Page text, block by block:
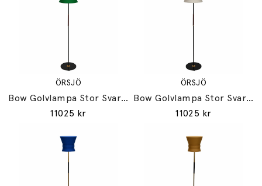
ÖRSJÖ
Bow Golvlampa Stor Svart/Emerald Green
11025 kr
ÖRSJÖ
Bow Golvlampa Stor Svart/Cream White
11025 kr